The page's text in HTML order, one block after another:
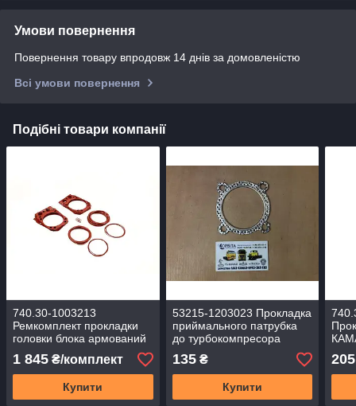
Умови повернення
Повернення товару впродовж 14 днів за домовленістю
Всі умови повернення
Подібні товари компанії
740.30-1003213
Ремкомплект прокладки
головки блока армований
КАМАЗ ЄВРО червона (4
най. (Спр-во Україна)
1 845 ₴/комплект
Купити
53215-1203023 Прокладка
приймального патрубка
до турбокомпресора
КАМАЗ ЄВРО
(ПЕРФОМЕТАЛ)
135₴
Купити
205